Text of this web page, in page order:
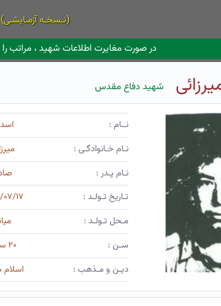
(نـسخـه آزمـایشـی)
در صورت مغایرت اطلاعات شهید ، مراتب را
شهید دفاع مقدس
نــام :
نـام خـانوادگـی :
نـام پـدر :
تـاریخ تـولـد :
مـحل تـولـد :
سـن :
۲۰ سـال
دیـن و مـذهب :